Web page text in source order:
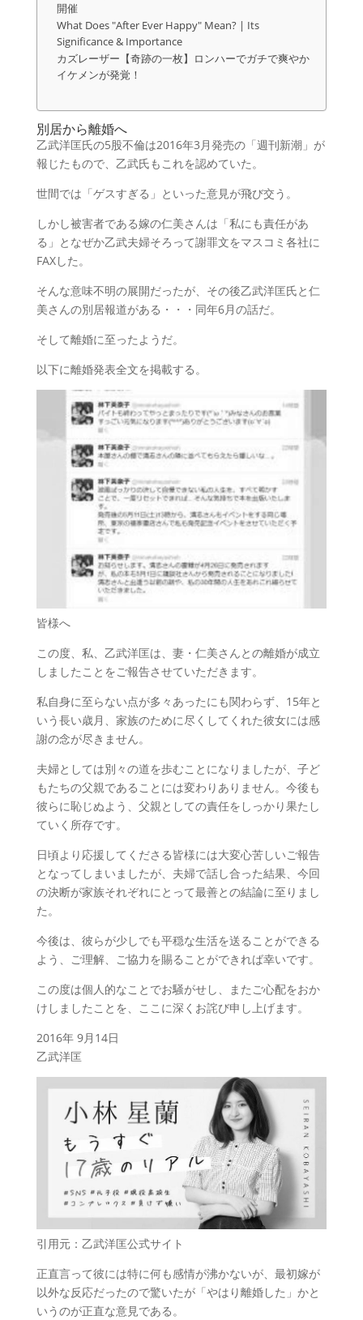
開催
What Does "After Ever Happy" Mean? | Its
Significance & Importance
カズレーザー【奇跡の一枚】ロンハーでガチで爽やか
イケメンが発覚！
別居から離婚へ
乙武洋匡氏の5股不倫は2016年3月発売の「週刊新潮」が
報じたもので、乙武氏もこれを認めていた。
世間では「ゲスすぎる」といった意見が飛び交う。
しかし被害者である嫁の仁美さんは「私にも責任があ
る」となぜか乙武夫婦そろって謝罪文をマスコミ各社に
FAXした。
そんな意味不明の展開だったが、その後乙武洋匡氏と仁
美さんの別居報道がある・・・同年6月の話だ。
そして離婚に至ったようだ。
以下に離婚発表全文を掲載する。
皆様へ
この度、私、乙武洋匡は、妻・仁美さんとの離婚が成立
しましたことをご報告させていただきます。
私自身に至らない点が多々あったにも関わらず、15年と
いう長い歳月、家族のために尽くしてくれた彼女には感
謝の念が尽きません。
夫婦としては別々の道を歩むことになりましたが、子ど
もたちの父親であることには変わりありません。今後も
彼らに恥じぬよう、父親としての責任をしっかり果たし
ていく所存です。
日頃より応援してくださる皆様には大変心苦しいご報告
となってしまいましたが、夫婦で話し合った結果、今回
の決断が家族それぞれにとって最善との結論に至りまし
た。
今後は、彼らが少しでも平穏な生活を送ることができる
よう、ご理解、ご協力を賜ることができれば幸いです。
この度は個人的なことでお騒がせし、またご心配をおか
けしましたことを、ここに深くお詫び申し上げます。
2016年 9月14日
乙武洋匡
引用元：乙武洋匡公式サイト
正直言って彼には特に何も感情が沸かないが、最初嫁が
以外な反応だったので驚いたが「やはり離婚した」かと
いうのが正直な意見である。